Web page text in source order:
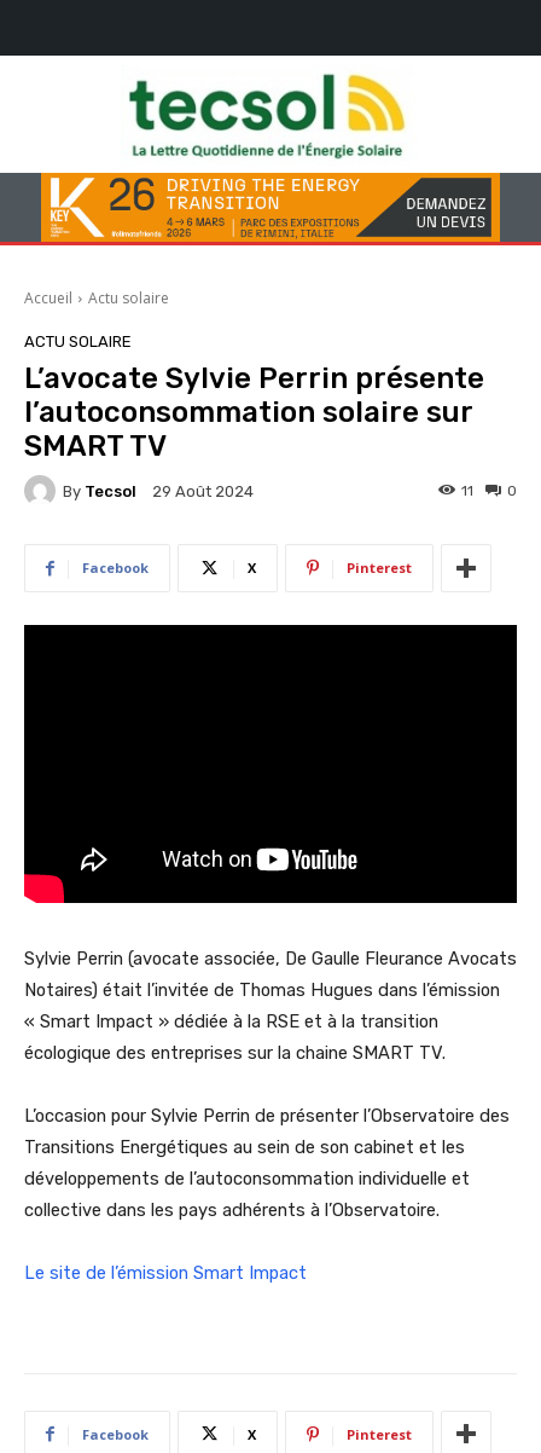
Accueil Actu solaire
ACTU SOLAIRE
L’avocate Sylvie Perrin présente
l’autoconsommation solaire sur
SMART TV
By Tecsol 29 Août 2024 0
11
Facebook X Pinterest
Sylvie Perrin (avocate associée, De Gaulle Fleurance Avocats
Notaires) était l’invitée de Thomas Hugues dans l’émission
« Smart Impact » dédiée à la RSE et à la transition
écologique des entreprises sur la chaine SMART TV.
L’occasion pour Sylvie Perrin de présenter l’Observatoire des
Transitions Energétiques au sein de son cabinet et les
développements de l’autoconsommation individuelle et
collective dans les pays adhérents à l’Observatoire.
Le site de l’émission Smart Impact
Facebook X Pinterest